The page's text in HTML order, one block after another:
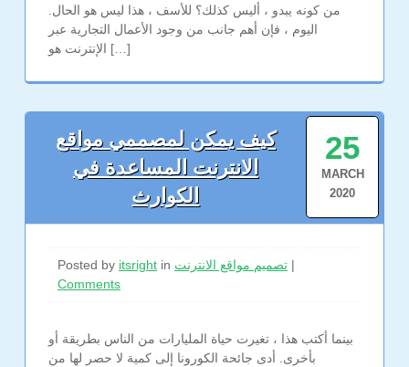
من كونه يبدو ، أليس كذلك؟ للأسف ، هذا ليس هو الحال.
اليوم ، فإن أهم جانب من وجود الأعمال التجارية عبر
الإنترنت هو […]
25
MARCH
2020
كيف يمكن لمصممي مواقع
الانترنت المساعدة في
الكوارث
Posted by itsrightin تصميم مواقع الانترنت|
Comments
بينما أكتب هذا ، تغيرت حياة المليارات من الناس بطريقة أو
بأخرى. أدى جائحة الكورونا إلى كمية لا حصر لها من